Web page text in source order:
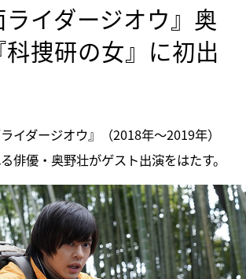
イダージオウ』奥
捜研の女』に初出
イダージオウ』（2018年～2019年）
俳優・奥野壮がゲスト出演をはたす。